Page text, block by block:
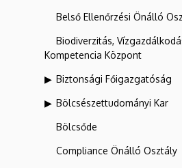
Belső Ellenőrzési Önálló
Biodiverzitás,
Kompetencia Központ
Biztonsági Főigazgatóság
Bölcsészettudományi Kar
Bölcsőde
Compliance Önálló Osztály